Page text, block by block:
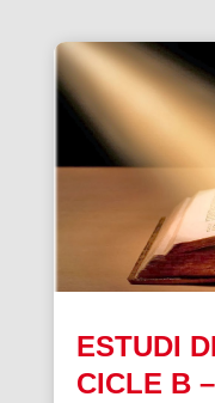
ESTUDI
CICLE B